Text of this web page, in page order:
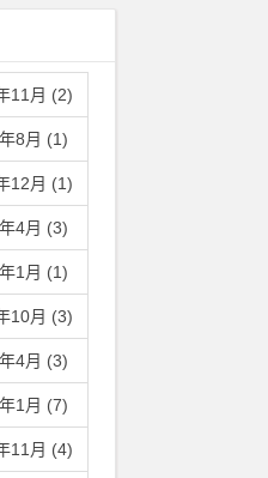
11月 (2)
8月 (1)
12月 (1)
4月 (3)
1月 (1)
10月 (3)
4月 (3)
1月 (7)
11月 (4)